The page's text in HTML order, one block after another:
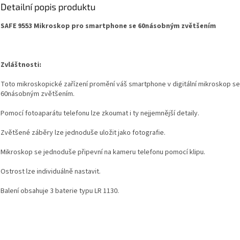
Detailní popis produktu
SAFE 9553 Mikroskop pro smartphone se 60násobným zvětšením
Zvláštnosti:
Toto mikroskopické zařízení promění váš smartphone v digitální mikroskop se
60násobným zvětšením.
Pomocí fotoaparátu telefonu lze zkoumat i ty nejjemnější detaily.
Zvětšené záběry lze jednoduše uložit jako fotografie.
Mikroskop se jednoduše připevní na kameru telefonu pomocí klipu.
Ostrost lze individuálně nastavit.
Balení obsahuje 3 baterie typu LR 1130.